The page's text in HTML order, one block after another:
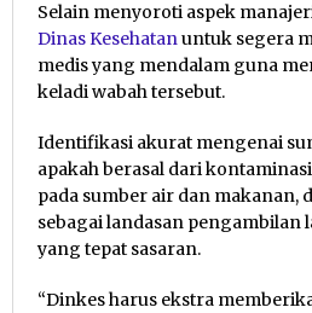
Selain menyoroti aspek
Dinas Kesehatanuntuk segera
medis yang mendalam guna
keladi wabah tersebut.
Identifikasi akurat mengenai
apakah berasal dari
pada sumber air dan makanan,
sebagai landasan pengambilan
yang tepat sasaran.
“Dinkes harus ekstra